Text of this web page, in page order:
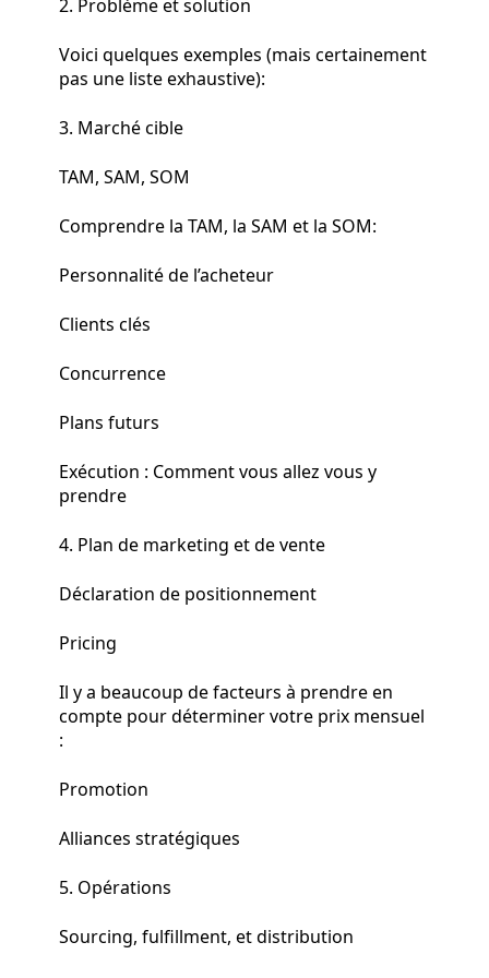
2. Problème et solution
Voici quelques exemples (mais certainement
pas une liste exhaustive):
3. Marché cible
TAM, SAM, SOM
Comprendre la TAM, la SAM et la SOM:
Personnalité de l’acheteur
Clients clés
Concurrence
Plans futurs
Exécution : Comment vous allez vous y
prendre
4. Plan de marketing et de vente
Déclaration de positionnement
Pricing
Il y a beaucoup de facteurs à prendre en
compte pour déterminer votre prix mensuel
:
Promotion
Alliances stratégiques
5. Opérations
Sourcing, fulfillment, et distribution